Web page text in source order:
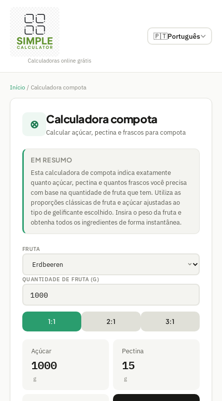
Calculadoras online grátis
🇵🇹Português
Início / Calculadora compota
⊗ Calculadora compota
Calcular açúcar, pectina e frascos para compota
EM RESUMO
Esta calculadora de compota indica exatamente
quanto açúcar, pectina e quantos frascos você precisa
com base na quantidade de fruta que tem. Utiliza as
proporções clássicas de fruta e açúcar ajustadas ao
tipo de gelificante escolhido. Insira o peso da fruta e
obtenha todos os ingredientes de forma instantânea.
FRUTA
QUANTIDADE DE FRUTA (G)
1:1 2:1 3:1
Açúcar
1000
g
Pectina
15
g